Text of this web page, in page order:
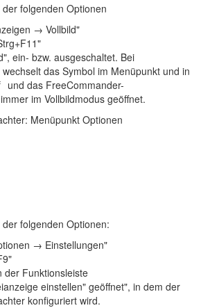
folgenden Optionen
→ Vollbild"
ein- bzw. ausgeschaltet. Bei
das Symbol im Menüpunkt und in
und das FreeCommander-
im Vollbildmodus geöffnet.
Menüpunkt Optionen
folgenden Optionen:
→ Einstellungen"
der Funktionsleiste
einstellen" geöffnet", in dem der
konfiguriert wird.